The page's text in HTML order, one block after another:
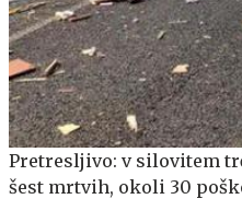
Pretresljivo: v silovitem
šest mrtvih, okoli 30